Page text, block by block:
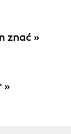
znać »
»